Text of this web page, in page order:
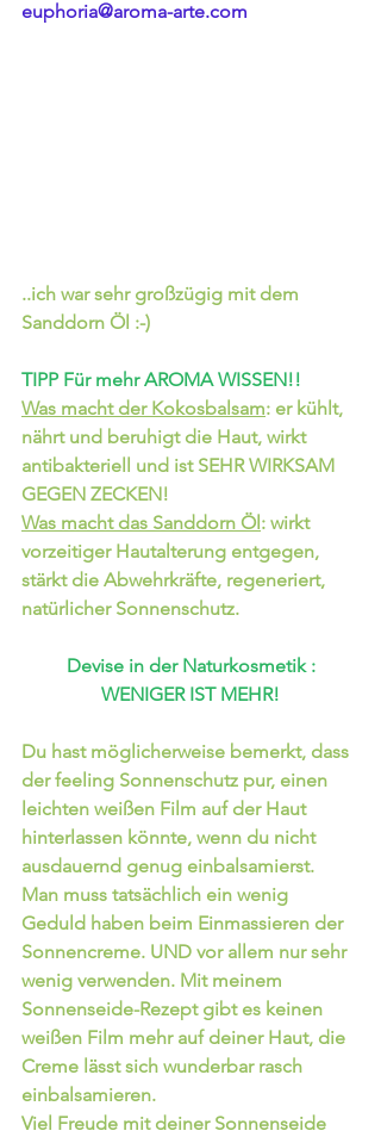
euphoria@aroma-arte.com
..ich war sehr großzügig mit dem
Sanddorn Öl :-)
TIPP Für mehr AROMA WISSEN!!
Was macht der Kokosbalsam: er kühlt,
nährt und beruhigt die Haut, wirkt
antibakteriell und ist SEHR WIRKSAM
GEGEN ZECKEN!
Was macht das Sanddorn Öl : wirkt
vorzeitiger Hautalterung entgegen,
stärkt die Abwehrkräfte, regeneriert,
natürlicher Sonnenschutz.
WENIGER IST MEHR!
Du hast möglicherweise bemerkt, dass
der feeling Sonnenschutz pur, einen
leichten weißen Film auf der Haut
hinterlassen könnte, wenn du nicht
ausdauernd genug einbalsamierst.
Man muss tatsächlich ein wenig
Geduld haben beim Einmassieren der
Sonnencreme. UND vor allem nur sehr
wenig verwenden. Mit meinem
Sonnenseide-Rezept gibt es keinen
weißen Film mehr auf deiner Haut, die
Creme lässt sich wunderbar rasch
einbalsamieren.
Viel Freude mit deiner Sonnenseide